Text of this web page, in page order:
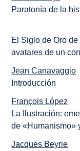
Paratonía de la
El Siglo de Oro
avatares de un
Jean Canavaggio
Introducción
François López
La Ilustración:
de «Humanismo»
Jacques Beyrie